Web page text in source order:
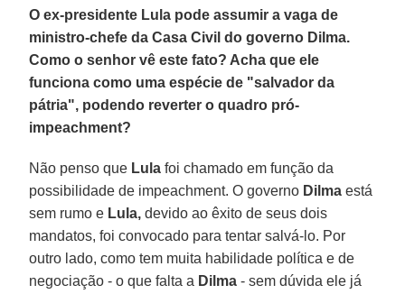
O ex-presidente Lula pode assumir a vaga de
ministro-chefe da Casa Civil do governo Dilma.
Como o senhor vê este fato? Acha que ele
funciona como uma espécie de "salvador da
pátria", podendo reverter o quadro pró-
impeachment?
Não penso que Lula foi chamado em função da
possibilidade de impeachment. O governo Dilma está
sem rumo e Lula, devido ao êxito de seus dois
mandatos, foi convocado para tentar salvá-lo. Por
outro lado, como tem muita habilidade política e de
negociação - o que falta a Dilma - sem dúvida ele já